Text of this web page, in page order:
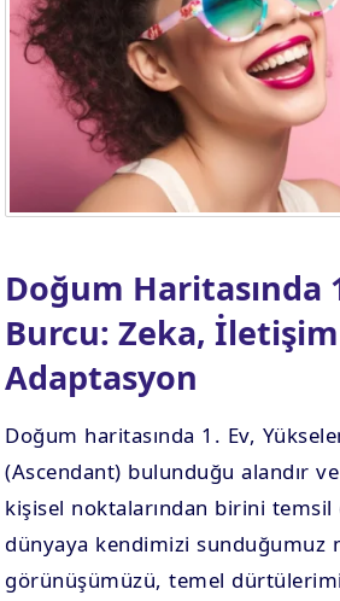
EV4. EV
Doğum Haritasında
Burcu: Zeka,
Adaptasyon
Doğum haritasında 1. Ev,
(Ascendant) bulunduğu alandır
kişisel noktalarından birini temsil
dünyaya kendimizi sunduğumuz
görünüşümüzü, temel